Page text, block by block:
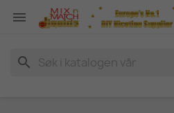

search